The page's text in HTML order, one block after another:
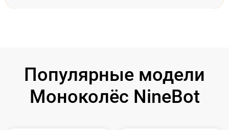
Популярные модели
Моноколёс NineBot